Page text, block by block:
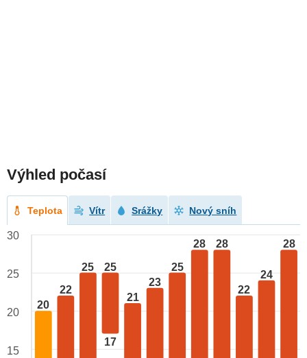
Výhled počasí
Teplota Vítr Srážky Nový sníh
20
22
25 25
17
21
23
25
28 28
22
24
28
30
25
20
15